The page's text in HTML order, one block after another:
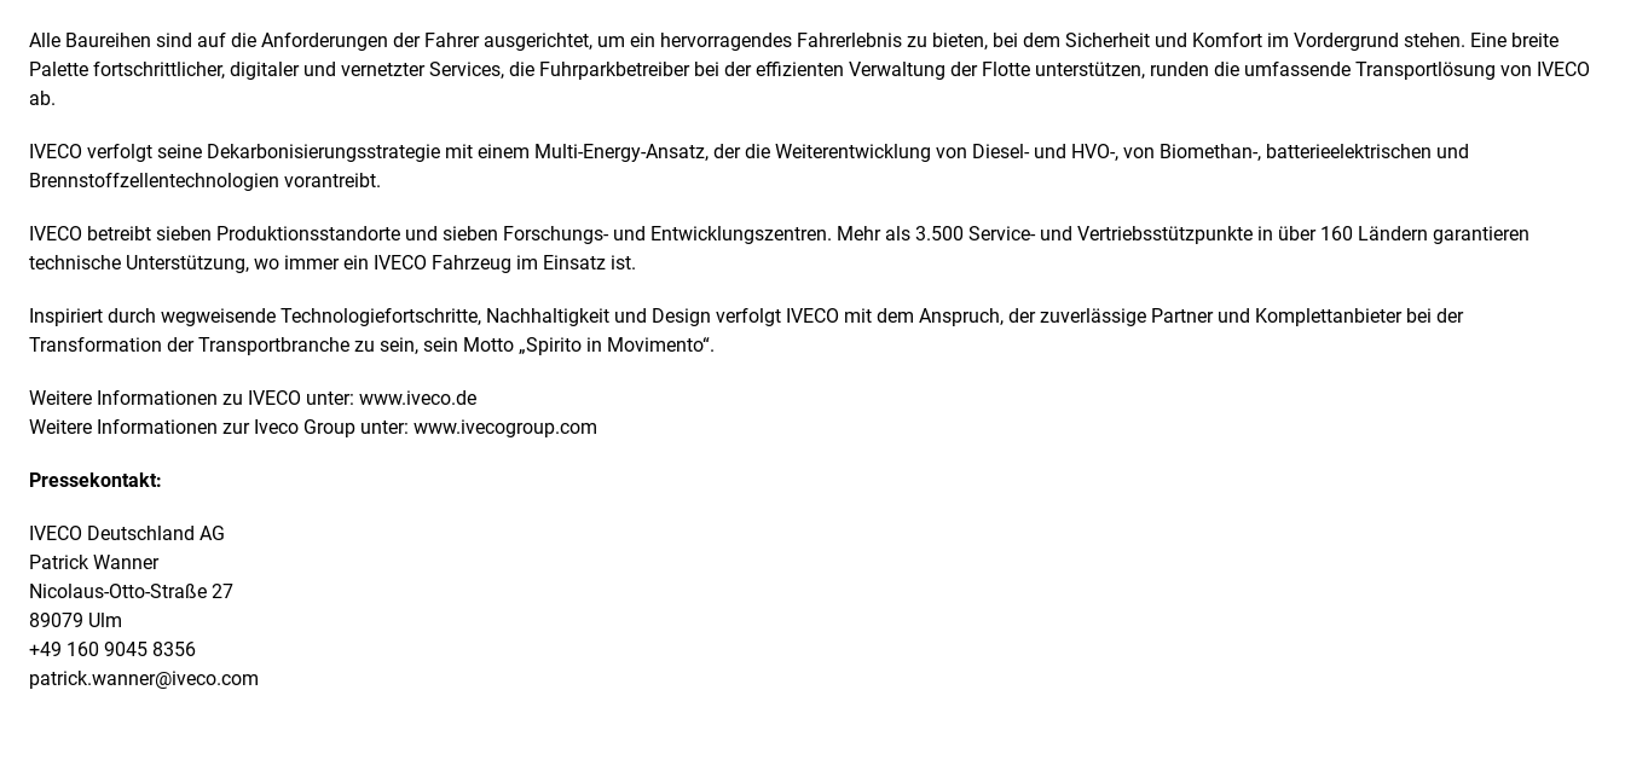
Alle Baureihen sind auf die Anforderungen der Fahrer ausgerichtet, um ein hervorragendes Fahrerlebnis zu bieten, bei dem Sicherheit und Komfort im Vordergrund stehen. Eine breite
Palette fortschrittlicher, digitaler und vernetzter Services, die Fuhrparkbetreiber bei der effizienten Verwaltung der Flotte unterstützen, runden die umfassende Transportlösung von IVECO
ab.
IVECO verfolgt seine Dekarbonisierungsstrategie mit einem Multi-Energy-Ansatz, der die Weiterentwicklung von Diesel- und HVO-, von Biomethan-, batterieelektrischen und
Brennstoffzellentechnologien vorantreibt.
IVECO betreibt sieben Produktionsstandorte und sieben Forschungs- und Entwicklungszentren. Mehr als 3.500 Service- und Vertriebsstützpunkte in über 160 Ländern garantieren
technische Unterstützung, wo immer ein IVECO Fahrzeug im Einsatz ist.
Inspiriert durch wegweisende Technologiefortschritte, Nachhaltigkeit und Design verfolgt IVECO mit dem Anspruch, der zuverlässige Partner und Komplettanbieter bei der
Transformation der Transportbranche zu sein, sein Motto „Spirito in Movimento“.
Weitere Informationen zu IVECO unter: www.iveco.de
Weitere Informationen zur Iveco Group unter: www.ivecogroup.com
Pressekontakt:
IVECO Deutschland AG
Patrick Wanner
Nicolaus-Otto-Straße 27
89079 Ulm
+49 160 9045 8356
patrick.wanner@iveco.com